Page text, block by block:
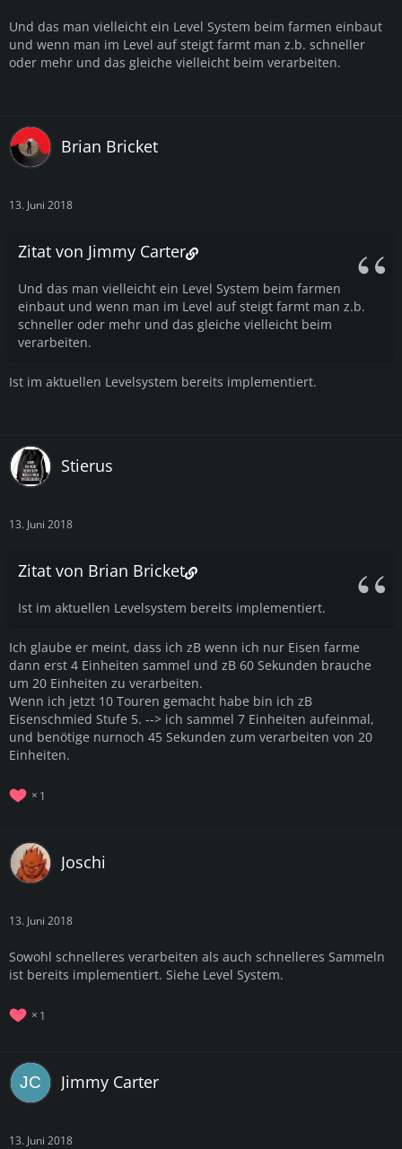
Und das man vielleicht ein Level System beim farmen einbaut
und wenn man im Level auf steigt farmt man z.b. schneller
oder mehr und das gleiche vielleicht beim verarbeiten.
Brian Bricket
13. Juni 2018
Zitat von Jimmy Carter
Und das man vielleicht ein Level System beim farmen
einbaut und wenn man im Level auf steigt farmt man z.b.
schneller oder mehr und das gleiche vielleicht beim
verarbeiten.
Ist im aktuellen Levelsystem bereits implementiert.
Stierus
13. Juni 2018
Zitat von Brian Bricket
Ist im aktuellen Levelsystem bereits implementiert.
Ich glaube er meint, dass ich zB wenn ich nur Eisen farme
dann erst 4 Einheiten sammel und zB 60 Sekunden brauche
um 20 Einheiten zu verarbeiten.
Wenn ich jetzt 10 Touren gemacht habe bin ich zB
Eisenschmied Stufe 5. --> ich sammel 7 Einheiten aufeinmal,
und benötige nurnoch 45 Sekunden zum verarbeiten von 20
Einheiten.
1
Joschi
13. Juni 2018
Sowohl schnelleres verarbeiten als auch schnelleres Sammeln
ist bereits implementiert. Siehe Level System.
1
Jimmy Carter
13. Juni 2018